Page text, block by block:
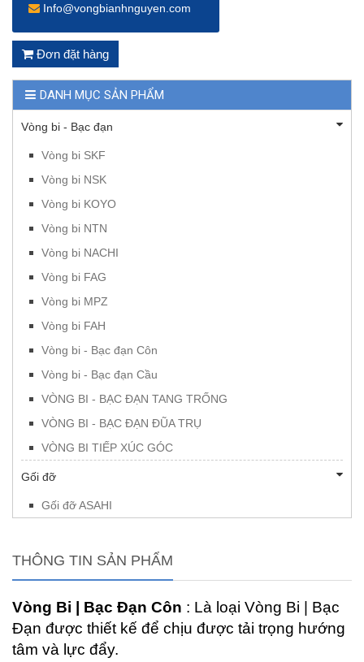
Info@vongbianhnguyen.com
Đơn đặt hàng
DANH MỤC SẢN PHẨM
Vòng bi - Bạc đạn
Vòng bi SKF
Vòng bi NSK
Vòng bi KOYO
Vòng bi NTN
Vòng bi NACHI
Vòng bi FAG
Vòng bi MPZ
Vòng bi FAH
Vòng bi - Bạc đạn Côn
Vòng bi - Bạc đạn Cầu
VÒNG BI - BẠC ĐẠN TANG TRỐNG
VÒNG BI - BẠC ĐẠN ĐŨA TRỤ
VÒNG BI TIẾP XÚC GÓC
Gối đỡ
Gối đỡ ASAHI
THÔNG TIN SẢN PHẨM
Vòng Bi | Bạc Đạn Côn : Là loại Vòng Bi | Bạc
Đạn được thiết kế để chịu được tải trọng hướng
tâm và lực đẩy.